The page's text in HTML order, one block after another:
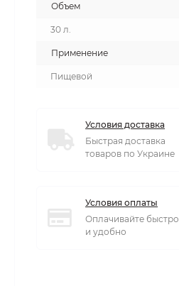
Объем
30 л.
Применение
Пищевой
Условия доставка
Быстрая доставка
товаров по Украине
Условия оплаты
Оплачивайте быстро
и удобно